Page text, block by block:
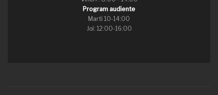
Program audiente
Marti 10-14:00
Joi: 12:00-16:00